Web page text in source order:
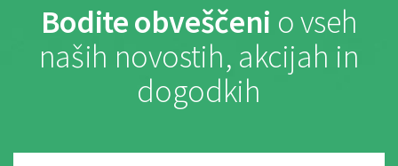
Bodite obveščeni o vseh
naših novostih, akcijah in
dogodkih